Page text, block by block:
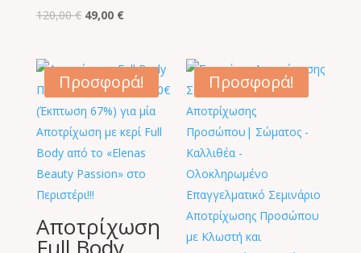
120,00€ Original
120,00 €.
49,00 €Η
είναι:
49,00 €.
Προσφορά!
Αποτρίχωση
Προσφορά!